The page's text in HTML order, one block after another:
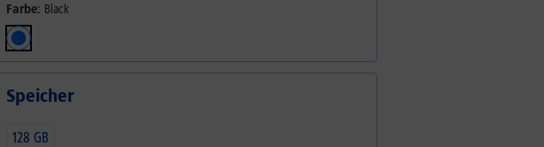
Farbe: Black
Speicher
128 GB